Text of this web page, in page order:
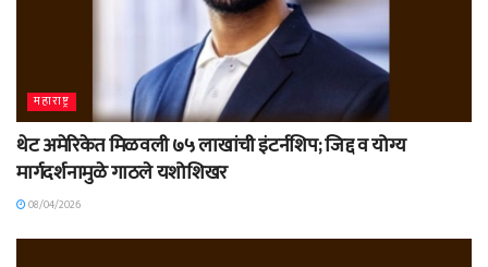
महाराष्ट्र
थेट अमेरिकेत मिळवली ७५ लाखांची इंटर्नशिप; जिद्द व योग्य
मार्गदर्शनामुळे गाठले यशोशिखर
08/04/2026